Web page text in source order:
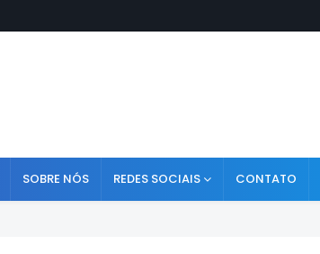
SOBRE NÓS REDES SOCIAIS CONTATO